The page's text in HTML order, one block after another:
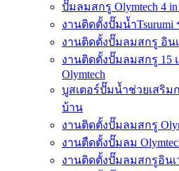
ปั๊มลมสกรู Olymtech 4 in
งานติดตั้งปั๊มน้ำ
งานติดตั้งปั๊มลมสกรู อิน
งานติดตั้งปั๊มลมสกรู 15
Olymtech
บูสเตอร์ปั๊มน้ำช่วยเสริ
บ้าน
งานติดตั้งปั๊มลมสกรู
งานตืดตั้งปั๊มลม
งานติดตั้งปั๊มลมสกรูอินเ